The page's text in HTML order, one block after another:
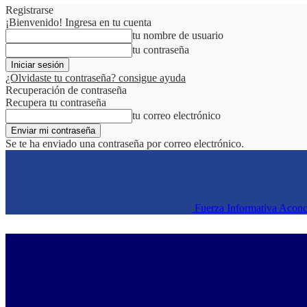
Registrarse
¡Bienvenido! Ingresa en tu cuenta
tu nombre de usuario
tu contraseña
¿Olvidaste tu contraseña? consigue ayuda
Recuperación de contraseña
Recupera tu contraseña
tu correo electrónico
Se te ha enviado una contraseña por correo electrónico.
Fuerza Informativa